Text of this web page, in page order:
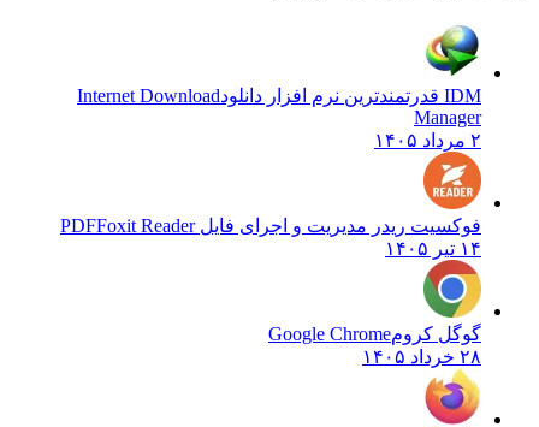
IDM قدرتمندترین نرم افزار دانلود
Internet Download
Manager
۲ مرداد ۱۴۰۵
فوکسیت ریدر مدیریت و اجرای فایل PDFFoxit Reader
۱۴ تیر ۱۴۰۵
گوگل کرومGoogle Chrome
۲۸ خرداد ۱۴۰۵